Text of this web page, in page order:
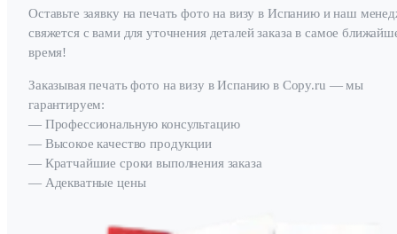
Оставьте заявку на печать фото на визу в Испанию и наш
свяжется с вами для уточнения деталей заказа в самое
время!
Заказывая печать фото на визу в Испанию в Copy.ru — мы
гарантируем:
— Профессиональную консультацию
— Высокое качество продукции
— Кратчайшие сроки выполнения заказа
— Адекватные цены